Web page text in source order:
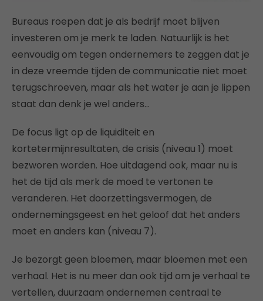
Bureaus roepen dat je als bedrijf moet blijven
investeren om je merk te laden. Natuurlijk is het
eenvoudig om tegen ondernemers te zeggen dat je
in deze vreemde tijden de communicatie niet moet
terugschroeven, maar als het water je aan je lippen
staat dan denk je wel anders…
De focus ligt op de liquiditeit en
kortetermijnresultaten, de crisis (niveau 1) moet
bezworen worden. Hoe uitdagend ook, maar nu is
het de tijd als merk de moed te vertonen te
veranderen. Het doorzettingsvermogen, de
ondernemingsgeest en het geloof dat het anders
moet en anders kan (niveau 7).
Je bezorgt geen bloemen, maar bloemen met een
verhaal. Het is nu meer dan ook tijd om je verhaal te
vertellen, duurzaam ondernemen centraal te